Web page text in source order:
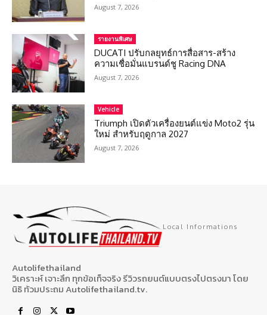
August 7, 2026
รายงานพิเศษ
DUCATI ปรับกลยุทธ์การสื่อสาร-สร้าง
ความเชื่อมั่นแบรนด์ชู Racing DNA
August 7, 2026
Vehicle
Triumph เปิดตัวเครื่องยนต์แข่ง Moto2 รุ่น
ใหม่ สำหรับฤดูกาล 2027
August 7, 2026
Local Informations
Autolifethailand
วิเคราะห์ เจาะลึก ทุกข้อเท็จจริง รีวิวรถยนต์แบบตรงไปตรงมา โดย
นิธิ ท้วมประถม Autolifethailand.tv.